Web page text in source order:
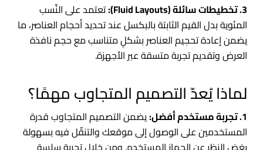
3. تخطيطات سائلة (Fluid Layouts):
تعتمد على النِّسب
المئوية بدل القيم الثابتة بالبكسل عند تحديد أحجام العناصر، ما
يضمن إعادة تحجيم العناصر بشكلٍ متناسب مع حجم نافذة
العرض وتقديم تجربة متسقة عبر الأجهزة.
لماذا يُعدّ التصميم المتجاوب مهمًا؟
1. تجربة مستخدم أفضل:
يضمن التصميم المتجاوب قدرة
المستخدمين على الوصول إلى موقعك والتنقّل فيه بسهولة